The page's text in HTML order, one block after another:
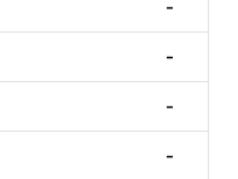
-
-
-
-